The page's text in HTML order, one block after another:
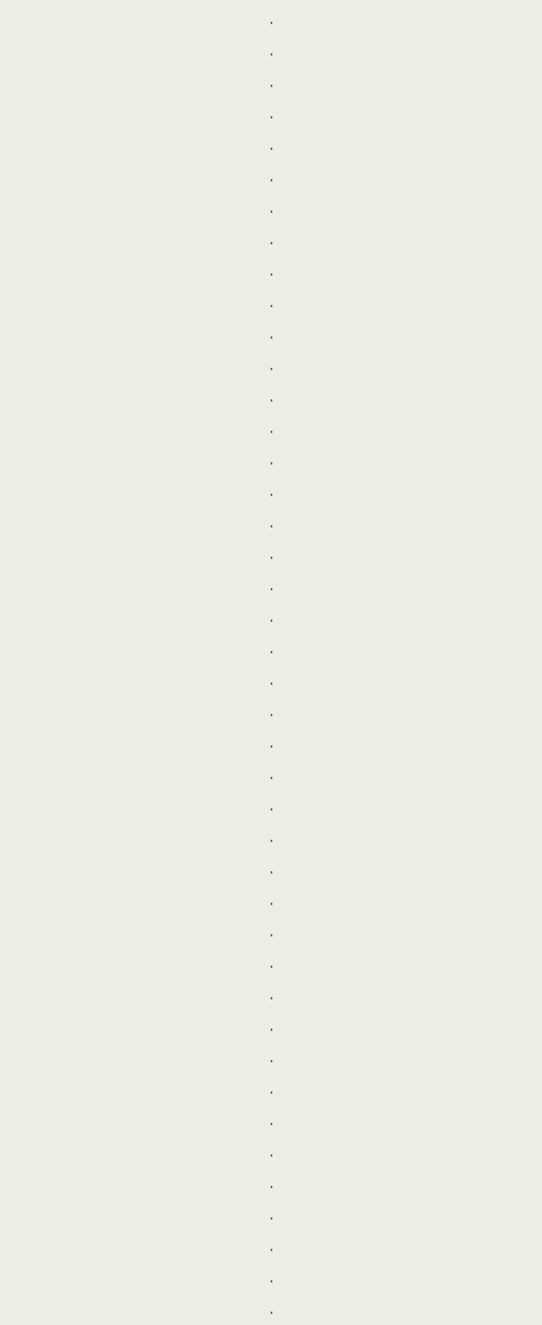
.
.
.
.
.
.
.
.
.
.
.
.
.
.
.
.
.
.
.
.
.
.
.
.
.
.
.
.
.
.
.
.
.
.
.
.
.
.
.
.
.
.